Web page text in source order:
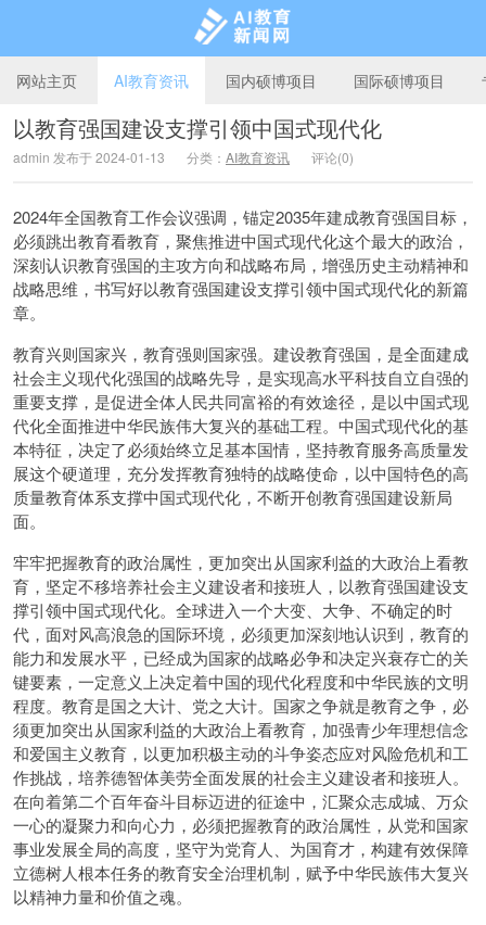
AI教育新闻网
网站主页 AI教育资讯 国内硕博项目 国际硕博项目
以教育强国建设支撑引领中国式现代化
admin 发布于 2024-01-13 分类： AI教育资讯 评论(0)
2024年全国教育工作会议强调，锚定2035年建成教育强国目标，
必须跳出教育看教育，聚焦推进中国式现代化这个最大的政治，
深刻认识教育强国的主攻方向和战略布局，增强历史主动精神和
战略思维，书写好以教育强国建设支撑引领中国式现代化的新篇
章。
教育兴则国家兴，教育强则国家强。建设教育强国，是全面建成
社会主义现代化强国的战略先导，是实现高水平科技自立自强的
重要支撑，是促进全体人民共同富裕的有效途径，是以中国式现
代化全面推进中华民族伟大复兴的基础工程。中国式现代化的基
本特征，决定了必须始终立足基本国情，坚持教育服务高质量发
展这个硬道理，充分发挥教育独特的战略使命，以中国特色的高
质量教育体系支撑中国式现代化，不断开创教育强国建设新局
面。
牢牢把握教育的政治属性，更加突出从国家利益的大政治上看教
育，坚定不移培养社会主义建设者和接班人，以教育强国建设支
撑引领中国式现代化。全球进入一个大变、大争、不确定的时
代，面对风高浪急的国际环境，必须更加深刻地认识到，教育的
能力和发展水平，已经成为国家的战略必争和决定兴衰存亡的关
键要素，一定意义上决定着中国的现代化程度和中华民族的文明
程度。教育是国之大计、党之大计。国家之争就是教育之争，必
须更加突出从国家利益的大政治上看教育，加强青少年理想信念
和爱国主义教育，以更加积极主动的斗争姿态应对风险危机和工
作挑战，培养德智体美劳全面发展的社会主义建设者和接班人。
在向着第二个百年奋斗目标迈进的征途中，汇聚众志成城、万众
一心的凝聚力和向心力，必须把握教育的政治属性，从党和国家
事业发展全局的高度，坚守为党育人、为国育才，构建有效保障
立德树人根本任务的教育安全治理机制，赋予中华民族伟大复兴
以精神力量和价值之魂。